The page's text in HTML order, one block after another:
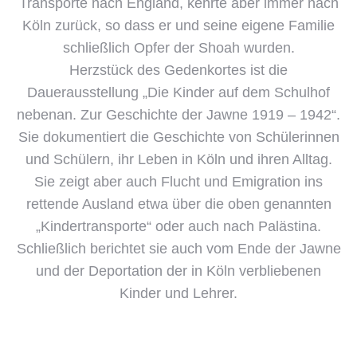
Transporte nach England, kehrte aber immer nach
Köln zurück, so dass er und seine eigene Familie
schließlich Opfer der Shoah wurden.
Herzstück des Gedenkortes ist die
Dauerausstellung „Die Kinder auf dem Schulhof
nebenan. Zur Geschichte der Jawne 1919 – 1942“.
Sie dokumentiert die Geschichte von Schülerinnen
und Schülern, ihr Leben in Köln und ihren Alltag.
Sie zeigt aber auch Flucht und Emigration ins
rettende Ausland etwa über die oben genannten
„Kindertransporte“ oder auch nach Palästina.
Schließlich berichtet sie auch vom Ende der Jawne
und der Deportation der in Köln verbliebenen
Kinder und Lehrer.